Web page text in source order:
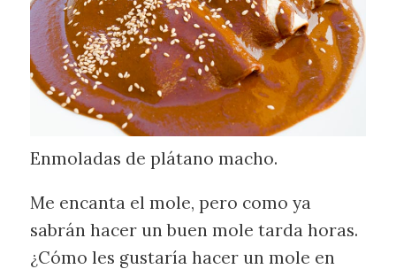
Enmoladas de plátano macho.
Me encanta el mole, pero como ya
sabrán hacer un buen mole tarda horas.
¿Cómo les gustaría hacer un mole en